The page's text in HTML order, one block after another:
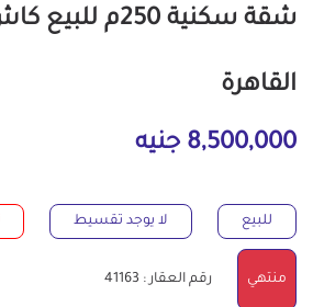
شقة سكنية 250م
القاهرة
8,500,000 جنيه
للبيع لا يوجد تقسيط
منتهي رقم العقار : 41163